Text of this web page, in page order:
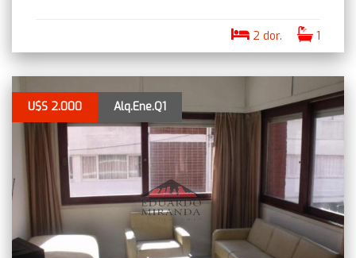
2 dor. 1
U$S 2.000 Alq.Ene.Q1